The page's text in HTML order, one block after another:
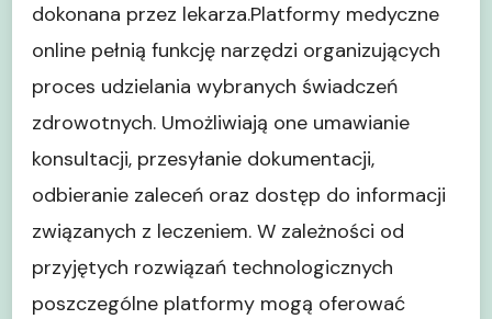
dokonana przez lekarza.Platformy medyczne
online pełnią funkcję narzędzi organizujących
proces udzielania wybranych świadczeń
zdrowotnych. Umożliwiają one umawianie
konsultacji, przesyłanie dokumentacji,
odbieranie zaleceń oraz dostęp do informacji
związanych z leczeniem. W zależności od
przyjętych rozwiązań technologicznych
poszczególne platformy mogą oferować